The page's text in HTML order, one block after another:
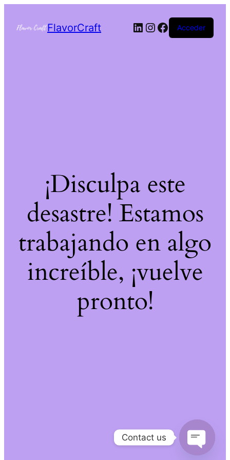
FlavorCraft Acceder
¡Disculpa este
desastre! Estamos
trabajando en algo
increíble, ¡vuelve
pronto!
Contact us